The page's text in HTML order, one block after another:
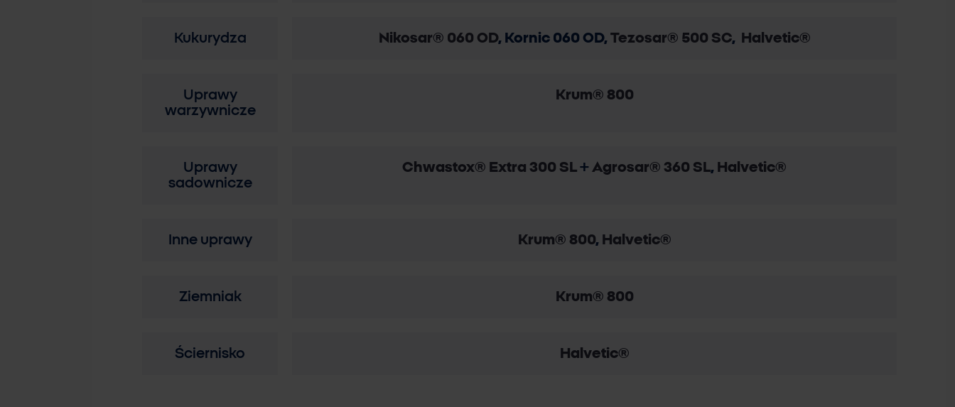
Kukurydza Nikosar® 060 OD, Kornic 060 OD,Tezosar® 500 SC, Halvetic®
Uprawy
warzywnicze
Krum® 800
Uprawy
sadownicze
Chwastox® Extra 300 SL + Agrosar® 360 SL, Halvetic®
Inne uprawy Krum® 800, Halvetic®
Ziemniak Krum® 800
Ściernisko Halvetic®